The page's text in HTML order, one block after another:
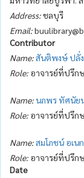
Address:ชลบุรี
Email:
Contributor
Name:สันติพงษ์ ปลั่
Role: อาจารย์ที่ปรึก
Name:นภพร ทัศนัย
Role: อาจารย์ที่ปรึก
Name:สมโภชน์ อเน
Role: อาจารย์ที่ปรึก
Date